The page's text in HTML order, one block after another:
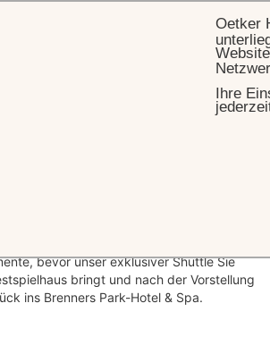
CHAMPAGNE, CANAPÉS & CONCERT VIBES
bevor unser exklusiver Shuttle Sie
bringt und nach der Vorstellung
ins Brenners Park-Hotel & Spa.
Oetker
Ihre